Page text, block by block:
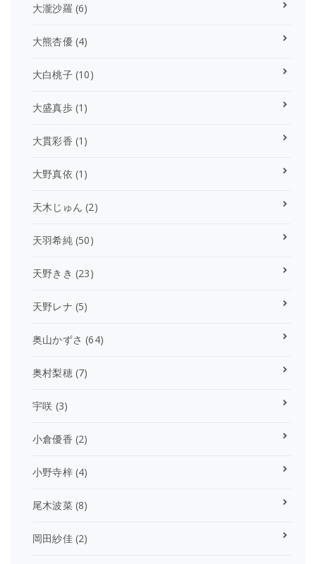
大瀧沙羅 (6)
大熊杏優(4)
大白桃子(10)
大盛真歩(1)
大貫彩香 (1)
大野真依 (1)
天木じゅん (2)
天羽希純(50)
天野きき (23)
天野レナ (5)
奥山かずさ (64)
奥村梨穂(7)
宇咲 (3)
小倉優香 (2)
小野寺梓(4)
尾木波菜(8)
岡田紗佳(2)